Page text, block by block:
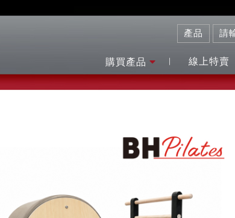
購買產品 線上特賣